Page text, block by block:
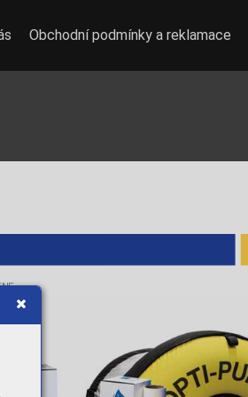
Obchodní podmínky a reklamace